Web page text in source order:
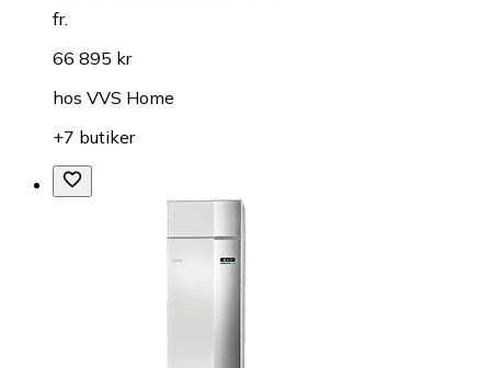
fr.
66 895 kr
hos VVS Home
+7 butiker